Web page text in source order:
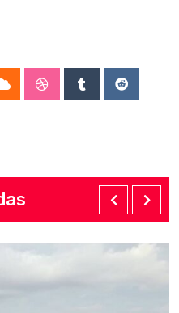
Cloud StumbleUpon
TumblrReddit